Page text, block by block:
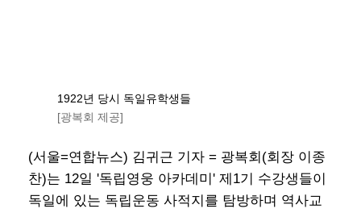
1922년 당시 독일유학생들
[광복회 제공]
(서울=연합뉴스) 김귀근 기자 = 광복회(회장 이종
찬)는 12일 '독립영웅 아카데미' 제1기 수강생들이
독일에 있는 독립운동 사적지를 탐방하며 역사교